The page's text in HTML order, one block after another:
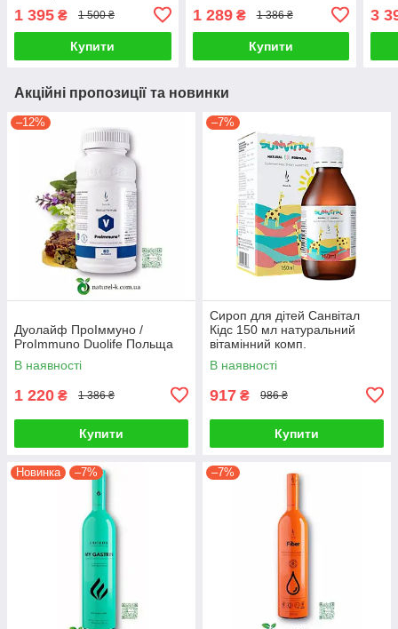
1 395 ₴ 1 500 ₴
Купити
1 289₴ 1 386 ₴
Купити
3
Акційні пропозиції та новинки
–12%
Дуолайф ПроІммуно /
ProImmuno Duolife Польща
В наявності
1 220 ₴ 1 386 ₴
Купити
–7%
Сироп для дітей Санвітал
Кідс 150 мл натуральний
вітамінний комп.
В наявності
917 ₴ 986 ₴
Купити
Новинка –7% –7%